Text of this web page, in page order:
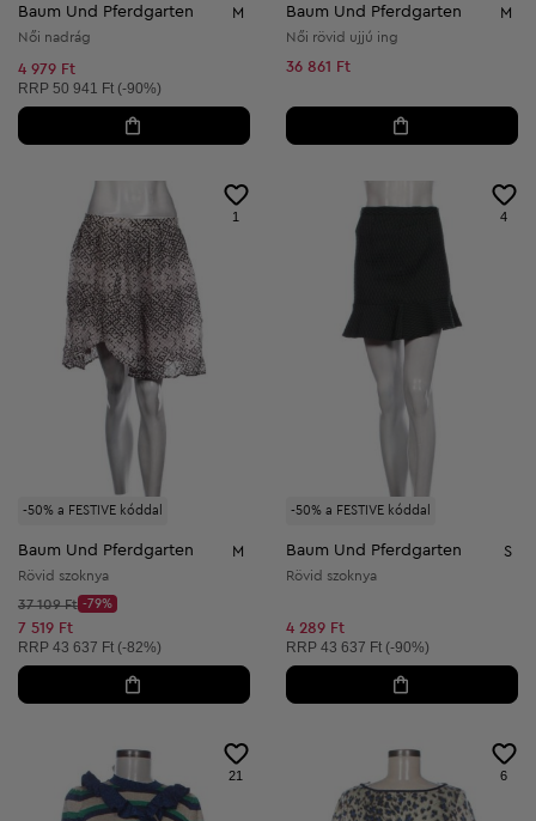
Baum Und Pferdgarten M
Női nadrág
4 979 Ft
Ajánlott ár:
RRP 50 941 Ft (-90%)
Baum Und Pferdgarten M
Női rövid ujjú ing
36 861 Ft
-50% a FESTIVE kóddal
1
Baum Und Pferdgarten M
Rövid szoknya
Kezdő ár:
37 109 Ft
Discount Price:
-79%
Csökkentett ár:
7 519 Ft
Ajánlott ár:
RRP 43 637 Ft (-82%)
-50% a FESTIVE kóddal
4
Baum Und Pferdgarten S
Rövid szoknya
4 289 Ft
Ajánlott ár:
RRP 43 637 Ft (-90%)
21 6